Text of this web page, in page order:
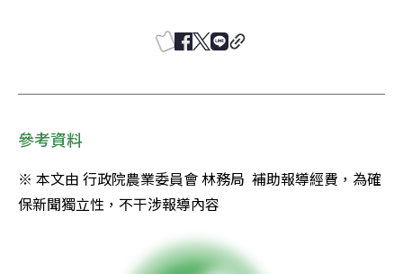
參考資料
※ 本文由 行政院農業委員會 林務局  補助報導經費，為確
保新聞獨立性，不干涉報導內容